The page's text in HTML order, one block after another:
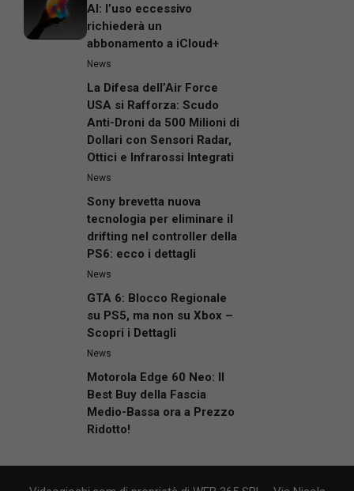
AI: l’uso eccessivo
richiederà un
abbonamento a iCloud+
News
La Difesa dell’Air Force
USA si Rafforza: Scudo
Anti-Droni da 500 Milioni di
Dollari con Sensori Radar,
Ottici e Infrarossi Integrati
News
Sony brevetta nuova
tecnologia per eliminare il
drifting nel controller della
PS6: ecco i dettagli
News
GTA 6: Blocco Regionale
su PS5, ma non su Xbox –
Scopri i Dettagli
News
Motorola Edge 60 Neo: Il
Best Buy della Fascia
Medio-Bassa ora a Prezzo
Ridotto!